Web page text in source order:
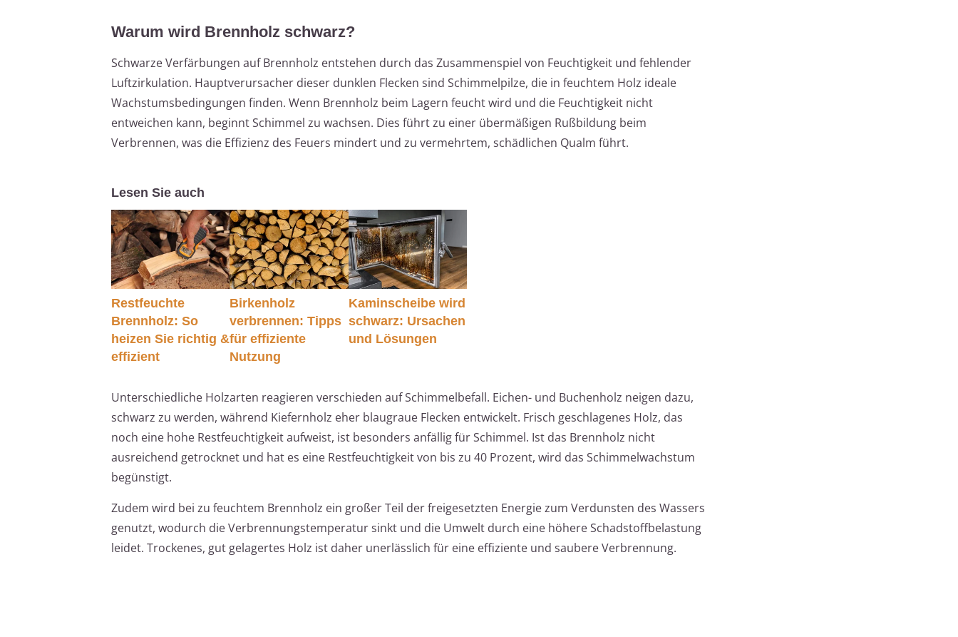
Warum wird Brennholz schwarz?
Schwarze Verfärbungen auf Brennholz entstehen durch das Zusammenspiel von Feuchtigkeit und fehlender
Luftzirkulation. Hauptverursacher dieser dunklen Flecken sind Schimmelpilze, die in feuchtem Holz ideale
Wachstumsbedingungen finden. Wenn Brennholz beim Lagern feucht wird und die Feuchtigkeit nicht
entweichen kann, beginnt Schimmel zu wachsen. Dies führt zu einer übermäßigen Rußbildung beim
Verbrennen, was die Effizienz des Feuers mindert und zu vermehrtem, schädlichen Qualm führt.
Lesen Sie auch
Restfeuchte
Brennholz: So
heizen Sie richtig &
effizient
Birkenholz
verbrennen: Tipps
für effiziente
Nutzung
Kaminscheibe wird
schwarz: Ursachen
und Lösungen
Unterschiedliche Holzarten reagieren verschieden auf Schimmelbefall. Eichen- und Buchenholz neigen dazu,
schwarz zu werden, während Kiefernholz eher blaugraue Flecken entwickelt. Frisch geschlagenes Holz, das
noch eine hohe Restfeuchtigkeit aufweist, ist besonders anfällig für Schimmel. Ist das Brennholz nicht
ausreichend getrocknet und hat es eine Restfeuchtigkeit von bis zu 40 Prozent, wird das Schimmelwachstum
begünstigt.
Zudem wird bei zu feuchtem Brennholz ein großer Teil der freigesetzten Energie zum Verdunsten des Wassers
genutzt, wodurch die Verbrennungstemperatur sinkt und die Umwelt durch eine höhere Schadstoffbelastung
leidet. Trockenes, gut gelagertes Holz ist daher unerlässlich für eine effiziente und saubere Verbrennung.